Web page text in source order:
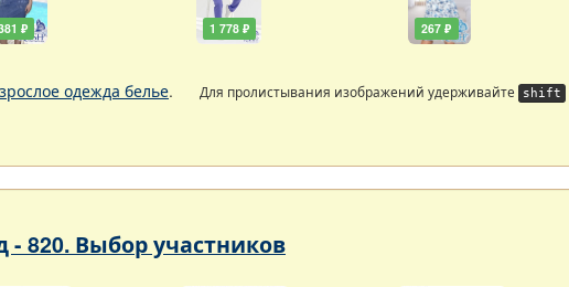
₽ 1 778 ₽ 267 ₽
одежда белье. Для пролистывания изображений удерживайте shift
Выбор участников